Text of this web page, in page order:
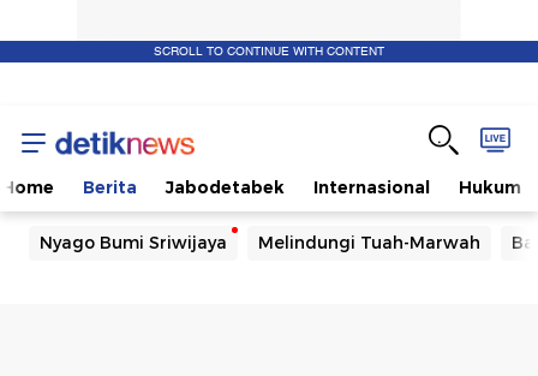
SCROLL TO CONTINUE WITH CONTENT
Home Berita Jabodetabek Internasional Hukum
Nyago Bumi Sriwijaya Melindungi Tuah-Marwah